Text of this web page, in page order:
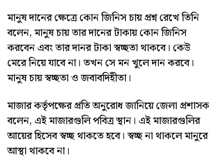
মানুষ দানের ক্ষেত্রে কোন জিনিস চায় প্রশ্ন রেখে তিনি
বলেন, মানুষ চায় তার দানের টাকায় কোন জিনিস
করবেন এবং তার দানর টাকা স্বচ্ছতা থাকবে। কেউ
মেরে নিয়ে যাবে না। তখন সে মন খুলে দান করবে।
মানুষ চায় স্বচ্ছতা ও জবাবদিহীতা।
মাজার কর্তৃপক্ষের প্রতি অনুরোধ জানিয়ে জেলা প্রশাসক
বলেন, এই মাজারগুলি পবিত্র স্থান। এই মাজারগুলির
আয়ের হিসেব স্বচ্ছ থাকতে হবে। স্বচ্ছ না থাকলে মানুরে
আস্থা থাকবে না।